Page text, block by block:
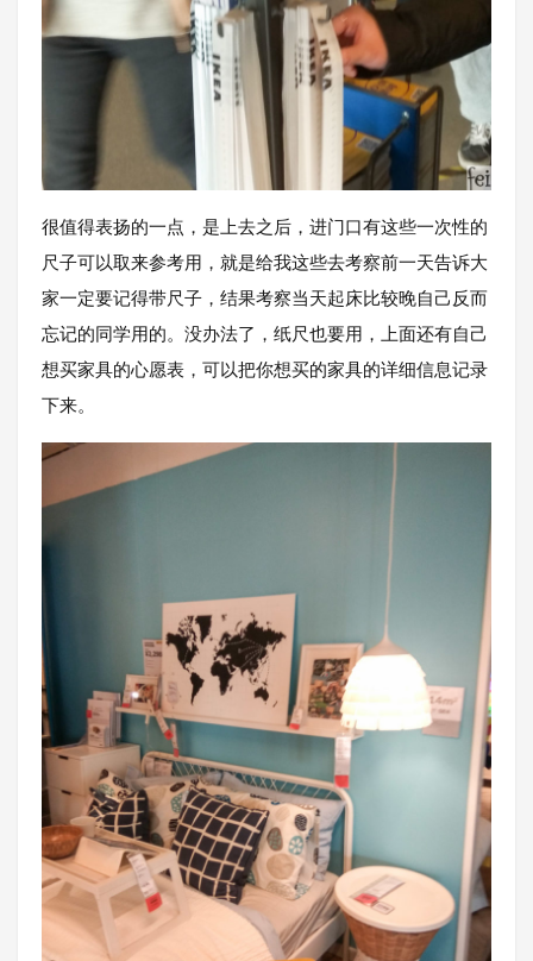
很值得表扬的一点，是上去之后，进门口有这些一次性的
尺子可以取来参考用，就是给我这些去考察前一天告诉大
家一定要记得带尺子，结果考察当天起床比较晚自己反而
忘记的同学用的。没办法了，纸尺也要用，上面还有自己
想买家具的心愿表，可以把你想买的家具的详细信息记录
下来。